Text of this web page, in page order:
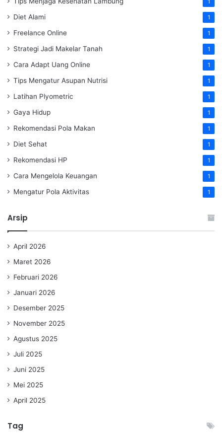
1
Diet Alami 1
Freelance Online 1
Strategi Jadi Makelar Tanah 1
Cara Adapt Uang Online 1
Tips Mengatur Asupan Nutrisi 1
Latihan Plyometric 1
Gaya Hidup 1
Rekomendasi Pola Makan 1
Diet Sehat 1
Rekomendasi HP 1
Cara Mengelola Keuangan 1
Mengatur Pola Aktivitas 1
Arsip
April 2026
Maret 2026
Februari 2026
Januari 2026
Desember 2025
November 2025
Agustus 2025
Juli 2025
Juni 2025
Mei 2025
April 2025
Tag